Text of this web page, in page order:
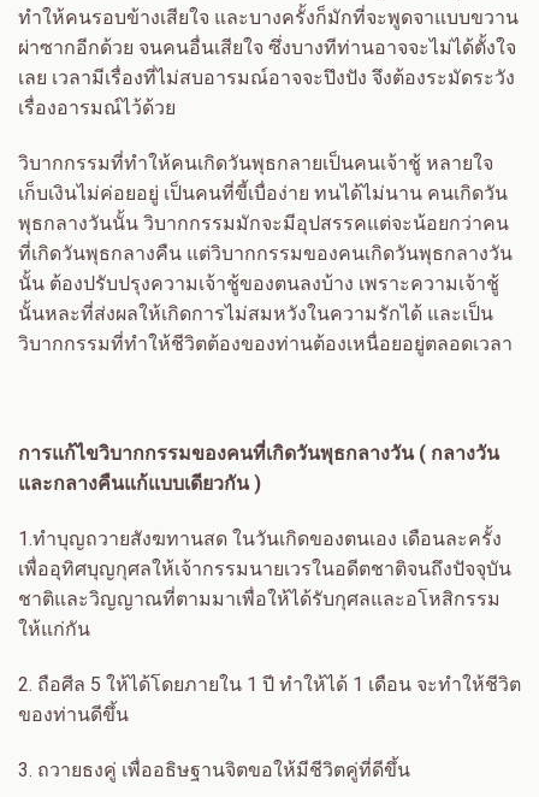
ทำให้คนรอบข้างเสียใจ และบางครั้งก็มักที่จะพูดจาแบบขวาน
ผ่าซากอีกด้วย จนคนอื่นเสียใจ ซึ่งบางทีท่านอาจจะไม่ได้ตั้งใจ
เลย เวลามีเรื่องที่ไม่สบอารมณ์อาจจะปึงปัง จึงต้องระมัดระวัง
เรื่องอารมณ์ไว้ด้วย
วิบากกรรมที่ทำให้คนเกิดวันพุธกลายเป็นคนเจ้าชู้ หลายใจ
เก็บเงินไม่ค่อยอยู่ เป็นคนที่ขี้เบื่อง่าย ทนได้ไม่นาน คนเกิดวัน
พุธกลางวันนั้น วิบากกรรมมักจะมีอุปสรรคแต่จะน้อยกว่าคน
ที่เกิดวันพุธกลางคืน แต่วิบากกรรมของคนเกิดวันพุธกลางวัน
นั้น ต้องปรับปรุงความเจ้าชู้ของตนลงบ้าง เพราะความเจ้าชู้
นั้นหละที่ส่งผลให้เกิดการไม่สมหวังในความรักได้ และเป็น
วิบากกรรมที่ทำให้ชีวิตต้องของท่านต้องเหนื่อยอยู่ตลอดเวลา
การแก้ไขวิบากกรรมของคนที่เกิดวันพุธกลางวัน ( กลางวัน
และกลางคืนแก้แบบเดียวกัน )
1.ทำบุญถวายสังฆทานสด ในวันเกิดของตนเอง เดือนละครั้ง
เพื่ออุทิศบุญกุศลให้เจ้ากรรมนายเวรในอดีตชาติจนถึงปัจจุบัน
ชาติและวิญญาณที่ตามมาเพื่อให้ได้รับกุศลและอโหสิกรรม
ให้แก่กัน
2. ถือศีล 5 ให้ได้โดยภายใน 1 ปี ทำให้ได้ 1 เดือน จะทำให้ชีวิต
ของท่านดีขึ้น
3. ถวายธงคู่ เพื่ออธิษฐานจิตขอให้มีชีวิตคู่ที่ดีขึ้น